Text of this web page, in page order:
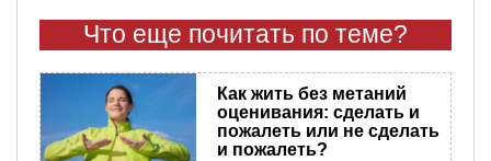
Что еще почитать по теме?
Как жить без метаний
оценивания: сделать и
пожалеть или не сделать
и пожалеть?